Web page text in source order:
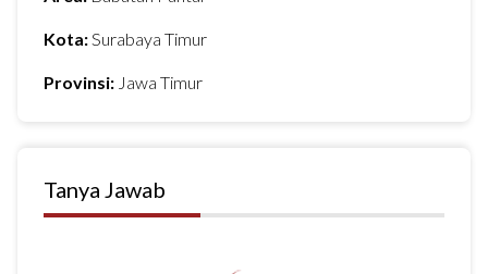
Kota:Surabaya Timur
Provinsi: Jawa Timur
Tanya Jawab